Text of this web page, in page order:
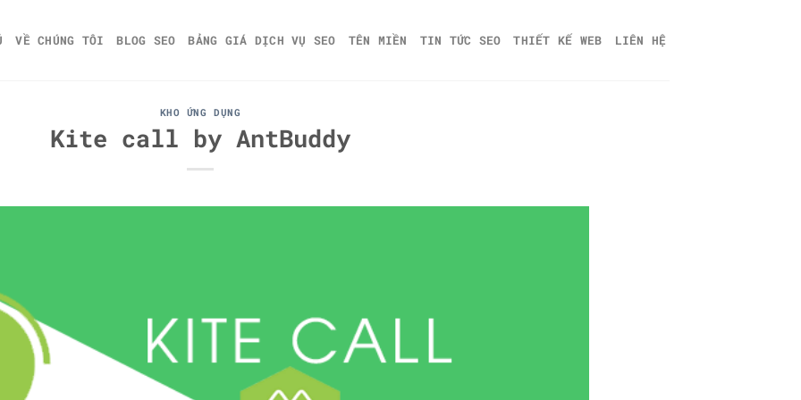
VỀ CHÚNG TÔI BLOG SEO BẢNG GIÁ DỊCH VỤ SEO TÊN MIỀN TIN TỨC SEO THIẾT KẾ WEB LIÊN HỆ
KHO ỨNG DỤNG
Kite call by AntBuddy